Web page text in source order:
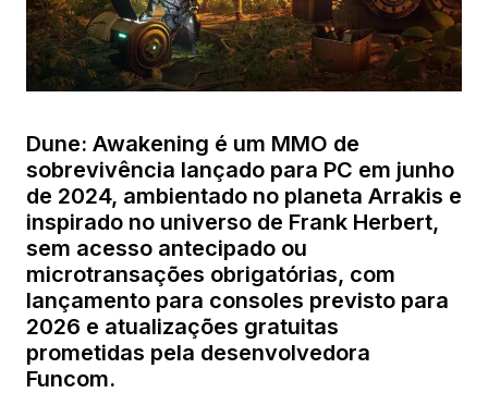
Dune: Awakening é um MMO de
sobrevivência lançado para PC em junho
de 2024, ambientado no planeta Arrakis e
inspirado no universo de Frank Herbert,
sem acesso antecipado ou
microtransações obrigatórias, com
lançamento para consoles previsto para
2026 e atualizações gratuitas
prometidas pela desenvolvedora
Funcom.